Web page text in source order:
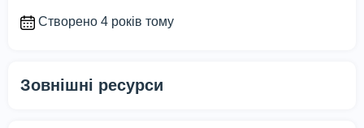
Створено 4 років тому
Зовнішні ресурси